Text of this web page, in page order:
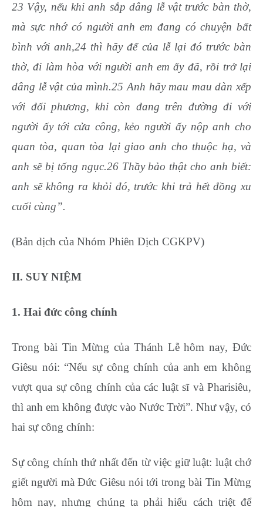
23 Vậy, nếu khi anh sắp dâng lễ vật trước bàn thờ,
mà sực nhớ có người anh em đang có chuyện bất
bình với anh,24 thì hãy để của lễ lại đó trước bàn
thờ, đi làm hòa với người anh em ấy đã, rồi trở lại
dâng lễ vật của mình.25 Anh hãy mau mau dàn xếp
với đối phương, khi còn đang trên đường đi với
người ấy tới cửa công, kẻo người ấy nộp anh cho
quan tòa, quan tòa lại giao anh cho thuộc hạ, và
anh sẽ bị tống ngục.26 Thầy bảo thật cho anh biết:
anh sẽ không ra khỏi đó, trước khi trả hết đồng xu
cuối cùng”.
(Bản dịch của Nhóm Phiên Dịch CGKPV)
II. SUY NIỆM
1. Hai đức công chính
Trong bài Tin Mừng của Thánh Lễ hôm nay, Đức
Giêsu nói: “Nếu sự công chính của anh em không
vượt qua sự công chính của các luật sĩ và Pharisiêu,
thì anh em không được vào Nước Trời”. Như vậy, có
hai sự công chính:
Sự công chính thứ nhất đến từ việc giữ luật: luật chớ
giết người mà Đức Giêsu nói tới trong bài Tin Mừng
hôm nay, nhưng chúng ta phải hiểu cách triệt để